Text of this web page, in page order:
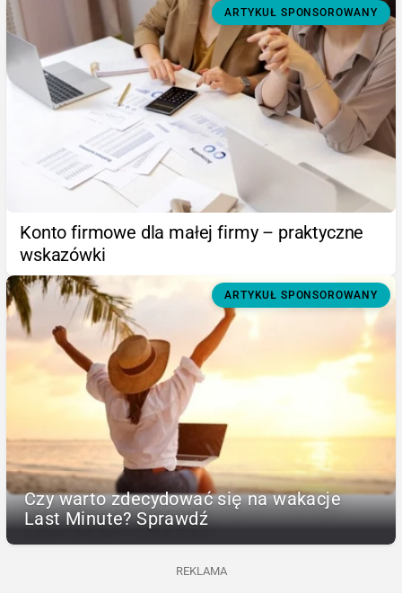
ARTYKUŁ SPONSOROWANY
Konto firmowe dla małej firmy – praktyczne
wskazówki
ARTYKUŁ SPONSOROWANY
Czy warto zdecydować się na wakacje
Last Minute? Sprawdź
REKLAMA